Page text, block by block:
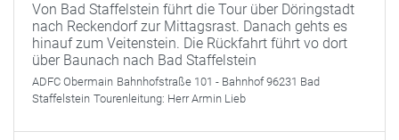
Von Bad Staffelstein führt die Tour über Döringstadt
nach Reckendorf zur Mittagsrast. Danach gehts es
hinauf zum Veitenstein. Die Rückfahrt führt vo dort
über Baunach nach Bad Staffelstein
ADFC Obermain Bahnhofstraße 101 - Bahnhof 96231 Bad
Staffelstein Tourenleitung: Herr Armin Lieb